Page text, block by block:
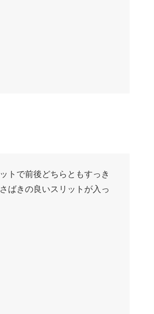
トで前後どちらともすっき
ばきの良いスリットが入っ